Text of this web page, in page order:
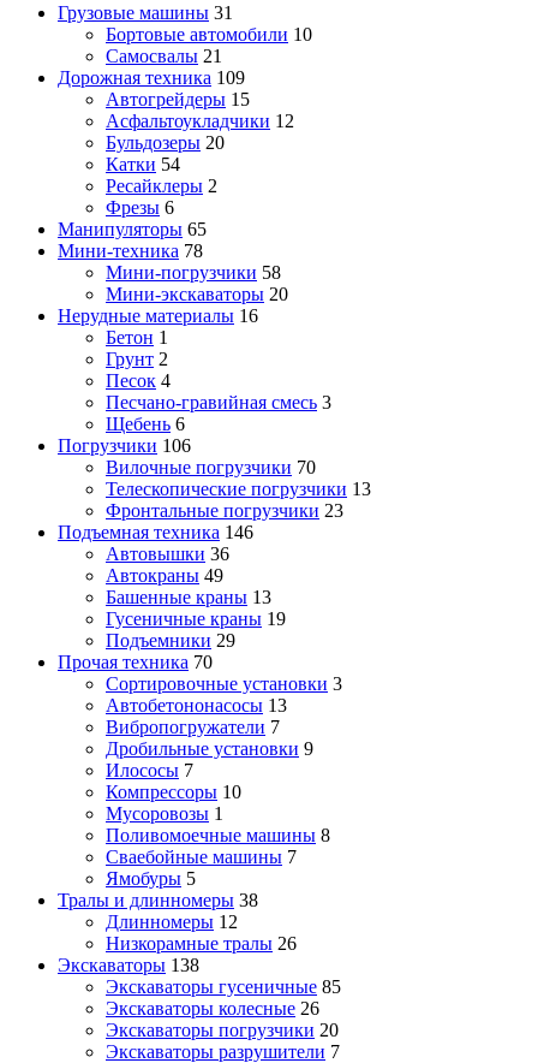
Грузовые машины 31
Бортовые автомобили 10
Самосвалы 21
Дорожная техника 109
Автогрейдеры 15
Асфальтоукладчики 12
Бульдозеры 20
Катки 54
Ресайклеры 2
Фрезы 6
Манипуляторы 65
Мини-техника 78
Мини-погрузчики 58
Мини-экскаваторы 20
Нерудные материалы 16
Бетон 1
Грунт 2
Песок 4
Песчано-гравийная смесь 3
Щебень 6
Погрузчики 106
Вилочные погрузчики 70
Телескопические погрузчики 13
Фронтальные погрузчики 23
Подъемная техника 146
Автовышки 36
Автокраны 49
Башенные краны 13
Гусеничные краны 19
Подъемники 29
Прочая техника 70
Cортировочные установки 3
Автобетононасосы 13
Вибропогружатели 7
Дробильные установки 9
Илососы 7
Компрессоры 10
Мусоровозы 1
Поливомоечные машины 8
Сваебойные машины 7
Ямобуры 5
Тралы и длинномеры 38
Длинномеры 12
Низкорамные тралы 26
Экскаваторы 138
Экскаваторы гусеничные 85
Экскаваторы колесные 26
Экскаваторы погрузчики 20
Экскаваторы разрушители 7